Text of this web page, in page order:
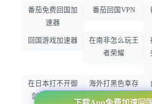
番茄免费回国加
速器
番茄回国VPN
回国游戏加速器
在南非怎么玩王
者荣耀
在日本打不开御
剑情缘怎么办
海外打黑色幸存
者怎么不卡了